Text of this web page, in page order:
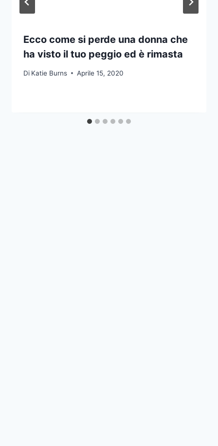
Ecco come si perde una donna che
ha visto il tuo peggio ed è rimasta
Di Katie Burns Aprile 15, 2020